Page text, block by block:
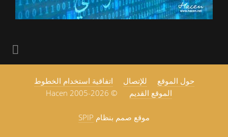
حول الموقع للإتصال
اتفاقية استخدام الخطوط
الموقع القديم
© 2005-2026 Hacen
موقع صمم بنظام SPIP